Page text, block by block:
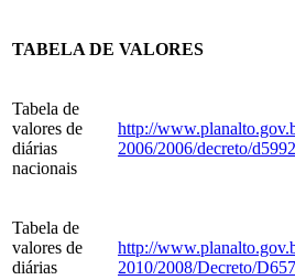
TABELA DE VALORES
Tabela de
valores de
diárias
nacionais
http://
2006/2006/decreto/
Tabela de
valores de
diárias
http://
2010/2008/Decreto/